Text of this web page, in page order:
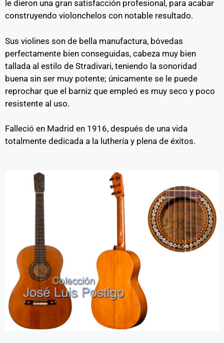
le dieron una gran satisfacción profesional, para acabar
construyendo violonchelos con notable resultado.
Sus violines son de bella manufactura, bóvedas
perfectamente bien conseguidas, cabeza muy bien
tallada al estilo de Stradivari, teniendo la sonoridad
buena sin ser muy potente; únicamente se le puede
reprochar que el barniz que empleó es muy seco y poco
resistente al uso.
Falleció en Madrid en 1916, después de una vida
totalmente dedicada a la luthería y plena de éxitos.